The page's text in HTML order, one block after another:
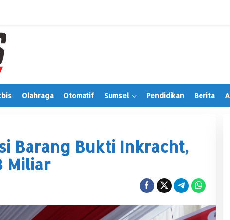
Olahraga Otomatif Sumsel Pendidikan Berita
Barang Bukti Inkracht,
Miliar
Irwansyah Terima PAW, Tegaskan
Di Muratara, Politik | 28 Juni 2026